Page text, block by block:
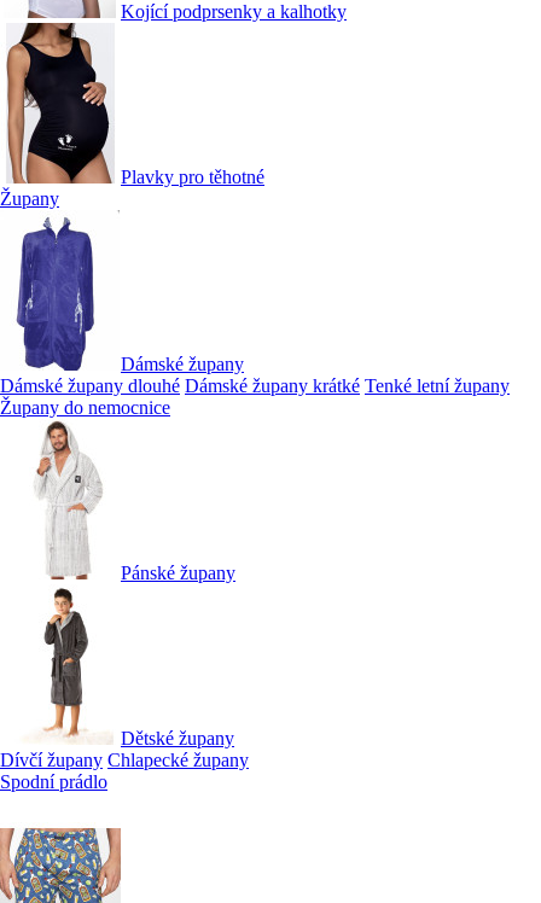
Kojící podprsenky a kalhotky
Plavky pro těhotné
Župany
Dámské župany
Dámské župany dlouhé Dámské župany krátké Tenké letní župany
Župany do nemocnice
Pánské župany
Dětské župany
Dívčí župany Chlapecké župany
Spodní prádlo